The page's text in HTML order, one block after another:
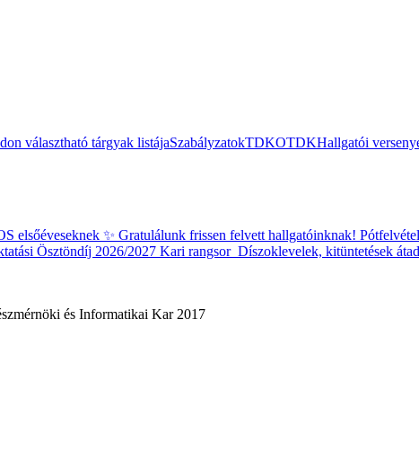
választható tárgyak listájaSzabályzatokTDKOTDKHallgatói
elsőéveseknek ✨ Gratulálunk frissen felvett hallgatóinknak!
Ösztöndíj 2026/2027 Kari rangsor Díszoklevelek, kitüntetések
és Informatikai Kar 2017